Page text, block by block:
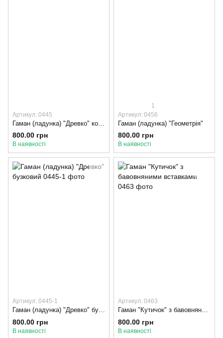
Артикул: 0445
800.00 грн
В наявності
1
Артикул: 0456
Гаман (ладунка) "Геометрія"
800.00 грн
В наявності
Артикул: 0445-1
Гаман (ладунка) "Древко" бузковий
800.00 грн
В наявності
Артикул: 0463
Гаман "Кутичок" з бавовняними вставками
800.00 грн
В наявності